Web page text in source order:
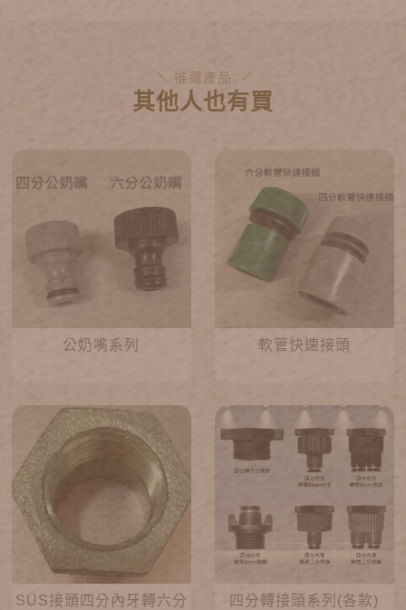
推薦產品
其他人也有買
公奶嘴系列 軟管快速接頭
SUS接頭四分內牙轉六分
四分轉接頭系列(各款)